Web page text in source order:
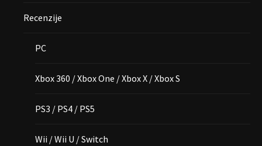
Recenzije
PC
Xbox 360 / Xbox One / Xbox X / Xbox S
PS3 / PS4 / PS5
Wii / Wii U / Switch